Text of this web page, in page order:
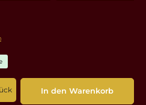
Wert ein oder benutze die Schaltflächen um
In den Warenkorb